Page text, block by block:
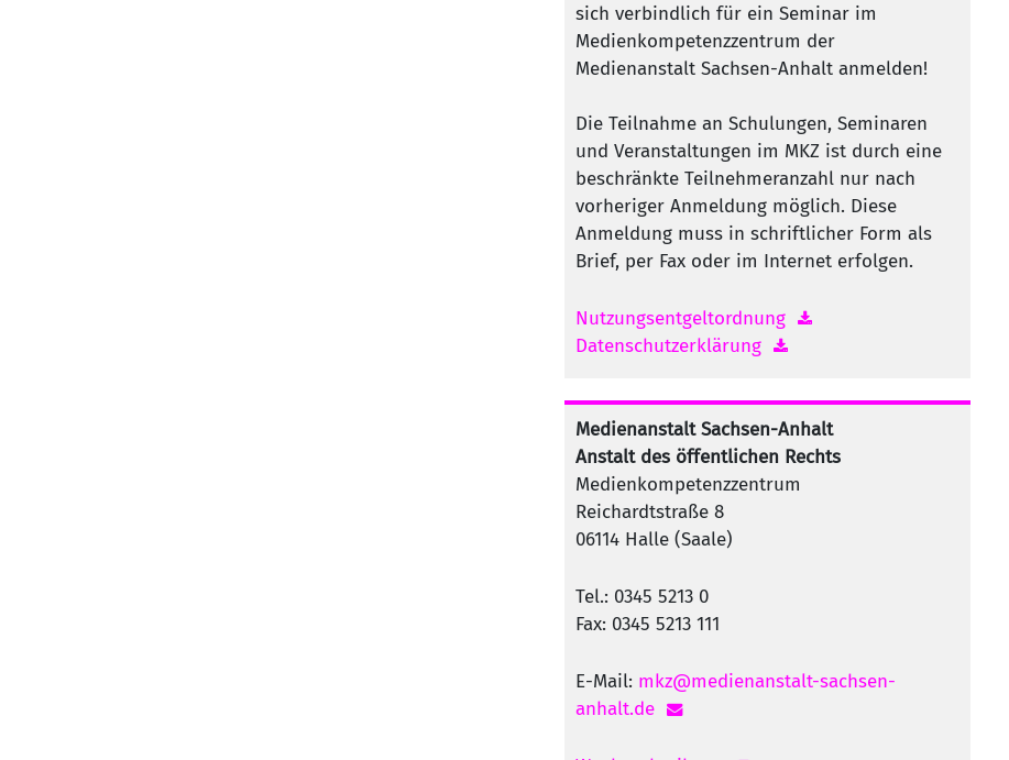
sich verbindlich für ein Seminar im
Medienkompetenzzentrum der
Medienanstalt Sachsen-Anhalt anmelden!
Die Teilnahme an Schulungen, Seminaren
und Veranstaltungen im MKZ ist durch eine
beschränkte Teilnehmeranzahl nur nach
vorheriger Anmeldung möglich. Diese
Anmeldung muss in schriftlicher Form als
Brief, per Fax oder im Internet erfolgen.
Nutzungsentgeltordnung
Datenschutzerklärung
Medienanstalt Sachsen-Anhalt
Anstalt des öffentlichen Rechts
Medienkompetenzzentrum
Reichardtstraße 8
06114 Halle (Saale)
Tel.: 0345 5213 0
Fax: 0345 5213 111
E-Mail: mkz@medienanstalt-sachsen-
anhalt.de